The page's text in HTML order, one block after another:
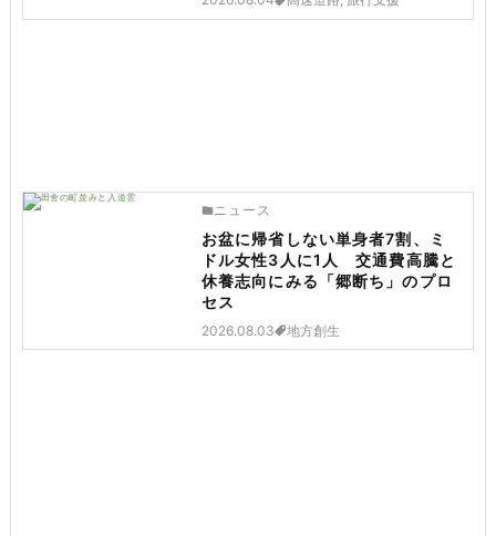
ニュース
お盆に帰省しない単身者7割、ミ
ドル女性3人に1人 交通費高騰と
休養志向にみる「郷断ち」のプロ
セス
2026.08.03 地方創生